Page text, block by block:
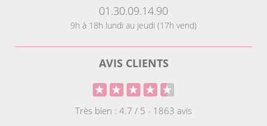
01.30.09.14.90
9h à 18h lundi au jeudi (17h vend)
AVIS CLIENTS
Très bien : 4.7 / 5 - 1863 avis